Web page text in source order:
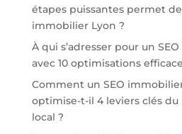
étapes puissantes permet de
immobilier Lyon ?
À qui s’adresser pour un
avec 10 optimisations
Comment un SEO
optimise-t-il 4 leviers clés
local ?